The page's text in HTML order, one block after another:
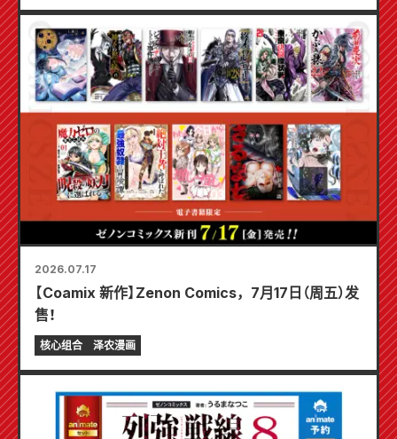
2026.07.17
【Coamix 新作】Zenon Comics，7月17日（周五）发
售！
核心组合 泽农漫画